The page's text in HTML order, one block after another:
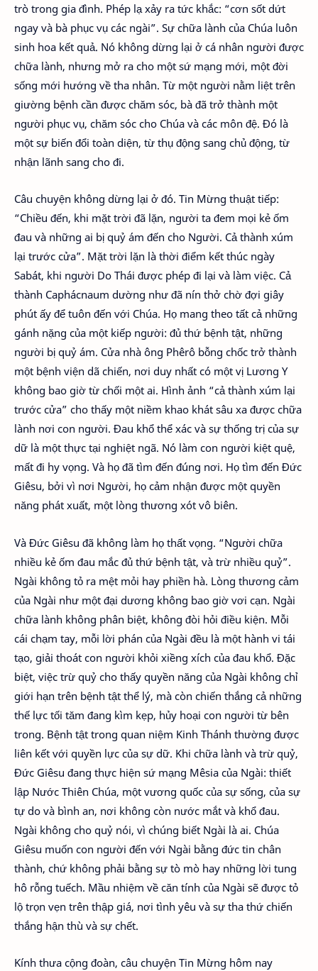
trò trong gia đình. Phép lạ xảy ra tức khắc: “cơn sốt dứt
ngay và bà phục vụ các ngài”. Sự chữa lành của Chúa luôn
sinh hoa kết quả. Nó không dừng lại ở cá nhân người được
chữa lành, nhưng mở ra cho một sứ mạng mới, một đời
sống mới hướng về tha nhân. Từ một người nằm liệt trên
giường bệnh cần được chăm sóc, bà đã trở thành một
người phục vụ, chăm sóc cho Chúa và các môn đệ. Đó là
một sự biến đổi toàn diện, từ thụ động sang chủ động, từ
nhận lãnh sang cho đi.
Câu chuyện không dừng lại ở đó. Tin Mừng thuật tiếp:
“Chiều đến, khi mặt trời đã lặn, người ta đem mọi kẻ ốm
đau và những ai bị quỷ ám đến cho Người. Cả thành xúm
lại trước cửa”. Mặt trời lặn là thời điểm kết thúc ngày
Sabát, khi người Do Thái được phép đi lại và làm việc. Cả
thành Caphácnaum dường như đã nín thở chờ đợi giây
phút ấy để tuôn đến với Chúa. Họ mang theo tất cả những
gánh nặng của một kiếp người: đủ thứ bệnh tật, những
người bị quỷ ám. Cửa nhà ông Phêrô bỗng chốc trở thành
một bệnh viện dã chiến, nơi duy nhất có một vị Lương Y
không bao giờ từ chối một ai. Hình ảnh “cả thành xúm lại
trước cửa” cho thấy một niềm khao khát sâu xa được chữa
lành nơi con người. Đau khổ thể xác và sự thống trị của sự
dữ là một thực tại nghiệt ngã. Nó làm con người kiệt quệ,
mất đi hy vọng. Và họ đã tìm đến đúng nơi. Họ tìm đến Đức
Giêsu, bởi vì nơi Người, họ cảm nhận được một quyền
năng phát xuất, một lòng thương xót vô biên.
Và Đức Giêsu đã không làm họ thất vọng. “Người chữa
nhiều kẻ ốm đau mắc đủ thứ bệnh tật, và trừ nhiều quỷ”.
Ngài không tỏ ra mệt mỏi hay phiền hà. Lòng thương cảm
của Ngài như một đại dương không bao giờ vơi cạn. Ngài
chữa lành không phân biệt, không đòi hỏi điều kiện. Mỗi
cái chạm tay, mỗi lời phán của Ngài đều là một hành vi tái
tạo, giải thoát con người khỏi xiềng xích của đau khổ. Đặc
biệt, việc trừ quỷ cho thấy quyền năng của Ngài không chỉ
giới hạn trên bệnh tật thể lý, mà còn chiến thắng cả những
thế lực tối tăm đang kìm kẹp, hủy hoại con người từ bên
trong. Bệnh tật trong quan niệm Kinh Thánh thường được
liên kết với quyền lực của sự dữ. Khi chữa lành và trừ quỷ,
Đức Giêsu đang thực hiện sứ mạng Mêsia của Ngài: thiết
lập Nước Thiên Chúa, một vương quốc của sự sống, của sự
tự do và bình an, nơi không còn nước mắt và khổ đau.
Ngài không cho quỷ nói, vì chúng biết Ngài là ai. Chúa
Giêsu muốn con người đến với Ngài bằng đức tin chân
thành, chứ không phải bằng sự tò mò hay những lời tung
hô rỗng tuếch. Mầu nhiệm về căn tính của Ngài sẽ được tỏ
lộ trọn vẹn trên thập giá, nơi tình yêu và sự tha thứ chiến
thắng hận thù và sự chết.
Kính thưa cộng đoàn, câu chuyện Tin Mừng hôm nay